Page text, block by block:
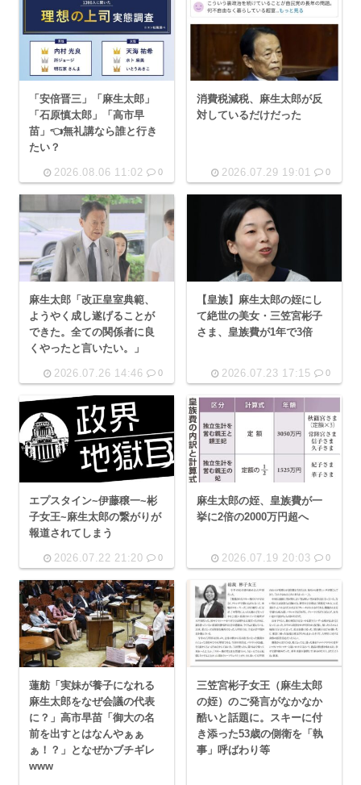
「安倍晋三」「麻生太郎」
「石原慎太郎」「高市早
苗」👈無礼講なら誰と行き
たい？
2026.08.06 11:02 0
消費税減税、麻生太郎が反
対しているだけだった
2026.07.29 19:01 0
麻生太郎「改正皇室典範、
ようやく成し遂げることが
できた。全ての関係者に良
くやったと言いたい。」
2026.07.26 14:46 0
【皇族】麻生太郎の姪にし
て絶世の美女・三笠宮彬子
さま、皇族費が1年で3倍
2026.07.23 17:15 0
エプスタイン~伊藤穣一~彬
子女王~麻生太郎の繋がりが
報道されてしまう
2026.07.22 21:20 0
麻生太郎の姪、皇族費が一
挙に2倍の2000万円超へ
2026.07.19 20:03 0
蓮舫「実妹が養子になれる
麻生太郎をなぜ会議の代表
に？」高市早苗「御大の名
前を出すとはなんやぁぁ
ぁ！？」となぜかブチギレ
www
三笠宮彬子女王（麻生太郎
の姪）のご発言がなかなか
酷いと話題に。スキーに付
き添った53歳の側衛を「執
事」呼ばわり等